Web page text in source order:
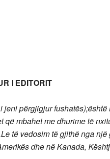
I EDITORIT
jeni përgjigjur
që mbahet me dhurime të
të vedosim të gjithë nga
dhe në Kanada,